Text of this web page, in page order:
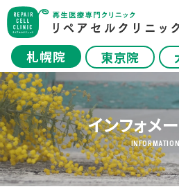
札幌院 東京院
インフォメ
INFORMATION